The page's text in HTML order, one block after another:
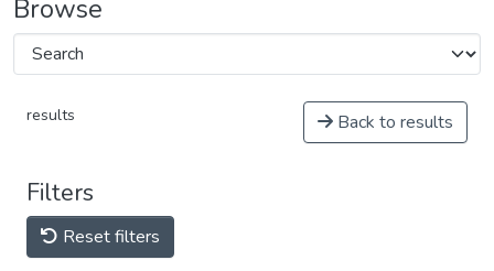
Browse
results Back to results
Filters
Reset filters